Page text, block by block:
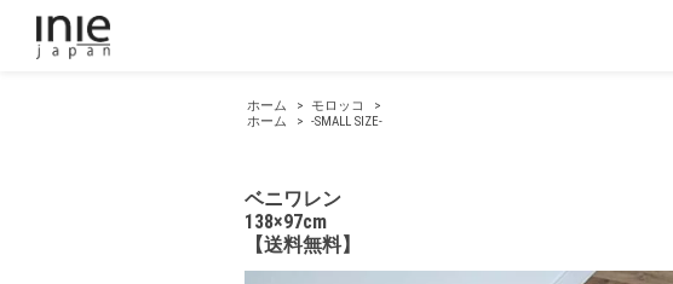
ホーム > モロッコ
>
ホーム
> -SMALL SIZE-
ベニワレン
138×97cm
【送料無料】